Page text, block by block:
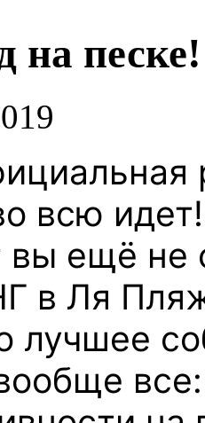
на
всю
вы ещё не
в Ля
лучшее